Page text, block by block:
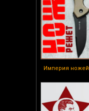
Империя ножей